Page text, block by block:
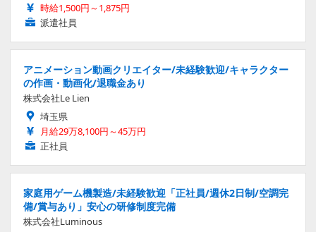
時給1,500円～1,875円
派遣社員
アニメーション動画クリエイター/未経験歓迎/キャラクター
の作画・動画化/退職金あり
株式会社Le Lien
埼玉県
月給29万8,100円～45万円
正社員
家庭用ゲーム機製造/未経験歓迎「正社員/週休2日制/空調完
備/賞与あり」安心の研修制度完備
株式会社Luminous